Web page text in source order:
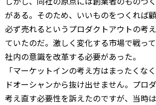
がある。そのため、いいものをつくれば顧
必ず売れるというプロダクトアウトの考
ていたのだ。激しく変化する市場で戦っ
社内の意識を改革する必要があった。
「マーケットインの考え方はまったくな
ドオーシャンから抜け出せません。プロ
考え直す必要性を訴えたのですが、当時